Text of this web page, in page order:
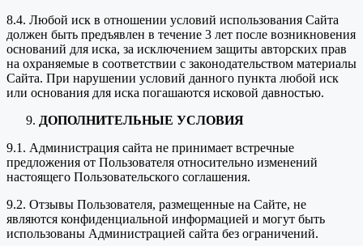
8.4. Любой иск в отношении условий использования Сайта
должен быть предъявлен в течение 3 лет после возникновения
оснований для иска, за исключением защиты авторских прав
на охраняемые в соответствии с законодательством материалы
Сайта. При нарушении условий данного пункта любой иск
или основания для иска погашаются исковой давностью.
ДОПОЛНИТЕЛЬНЫЕ УСЛОВИЯ
9.1. Администрация сайта не принимает встречные
предложения от Пользователя относительно изменений
настоящего Пользовательского соглашения.
9.2. Отзывы Пользователя, размещенные на Сайте, не
являются конфиденциальной информацией и могут быть
использованы Администрацией сайта без ограничений.